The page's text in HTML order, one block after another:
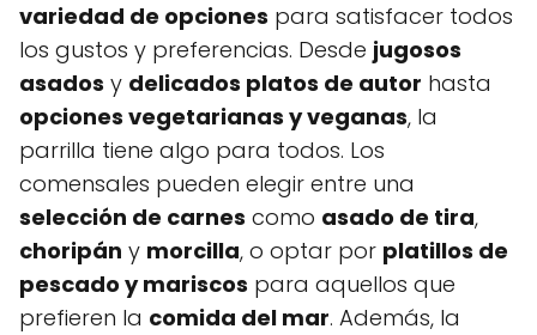
variedad de opciones para satisfacer todos
los gustos y preferencias. Desde jugosos
asados y delicados platos de autor hasta
opciones vegetarianas y veganas, la
parrilla tiene algo para todos. Los
comensales pueden elegir entre una
selección de carnes como asado de tira,
choripán y morcilla, o optar por platillos de
pescado y mariscos para aquellos que
prefieren la comida del mar. Además, la